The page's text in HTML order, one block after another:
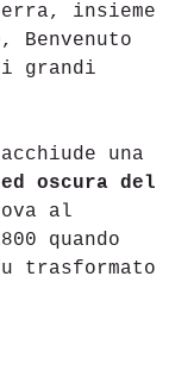
insieme
Benvenuto
grandi
una
oscura del
al
quando
trasformato